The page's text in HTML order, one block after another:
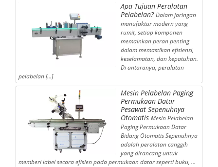
Apa Tujuan Peralatan
Pelabelan? Dalam jaringan
manufaktur modern yang
rumit, setiap komponen
memainkan peran penting
dalam memastikan efisiensi,
keselamatan, dan kepatuhan.
Di antaranya, peralatan
pelabelan […]
Mesin Pelabelan Paging
Permukaan Datar
Pesawat Sepenuhnya
Otomatis Mesin Pelabelan
Paging Permukaan Datar
Bidang Otomatis Sepenuhnya
adalah peralatan canggih
yang dirancang untuk
memberi label secara efisien pada permukaan datar seperti buku, …